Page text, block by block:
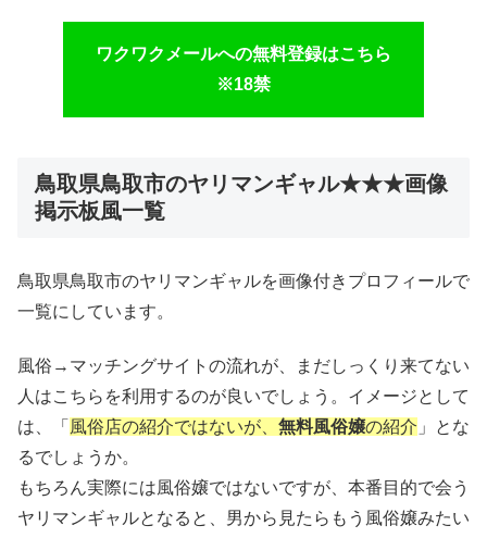
ワクワクメールへの無料登録はこちら
※18禁
鳥取県鳥取市のヤリマンギャル★★★画像
掲示板風一覧
鳥取県鳥取市のヤリマンギャルを画像付きプロフィールで
一覧にしています。
風俗→マッチングサイトの流れが、まだしっくり来てない
人はこちらを利用するのが良いでしょう。イメージとして
は、「 風俗店の紹介ではないが、 無料風俗嬢の紹介 」とな
るでしょうか。
もちろん実際には風俗嬢ではないですが、本番目的で会う
ヤリマンギャルとなると、男から見たらもう風俗嬢みたい